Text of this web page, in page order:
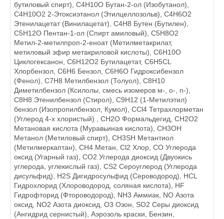
бутиловый спирт), C4H10O Бутан-2-ол (Изобутанол),
C4H10O2 2-Этоксиэтанол (Этилцеллозольв), C4H6O2
Этенилацетат (Винилацетат), C4H8 Бутен (Бутилен),
C5H12O Пентан-1-ол (Спирт амиловый), C5Н8О2
Метил-2-метилпроп-2-еноат (Метилметакрилат,
метиловый эфир метакриловой кислоты), C6H10O
Циклогексанон, C6H12O2 Бутилацетат, C6H5CL
Хлорбензол, C6H6 Бензол, C6H6O Гидроксибензол
(Фенол), C7H8 Метилбензол (Толуол), C8H10
Диметилбензол (Ксилолы, смесь изомеров м-, o-, n-),
C8H8 Этенилбензол (Стирол), C9H12 (1-Метилэтил)
бензол (Изопропилбензол, Кумол), CCl4 Тетрахлорметан
(Углерод 4-х хлористый) , CH2O Формальдегид, CH2O2
Метановая кислота (Муравьиная кислота), CH3OH
Метанол (Метиловый спирт), CH3SH Метантиол
(Метилмеркаптан), CH4 Метан, Cl2 Хлор, CO Углерода
оксид (Угарный газ), CO2 Углерода диоксид (Двуокись
углерода, углекислый газ), CS2 Сероуглерод (Углерода
дисульфид), H2S Дигидросульфид (Сероводород), HCL
Гидрохлорид (Хлороводород, соляная кислота), HF
Гидрофторид (Фтороводород), NH3 Аммиак, NO Азота
оксид, NO2 Азота диоксид, O3 Озон, SO2 Серы диоксид
(Ангидрид сернистый), Аэрозоль краски, Бензин,